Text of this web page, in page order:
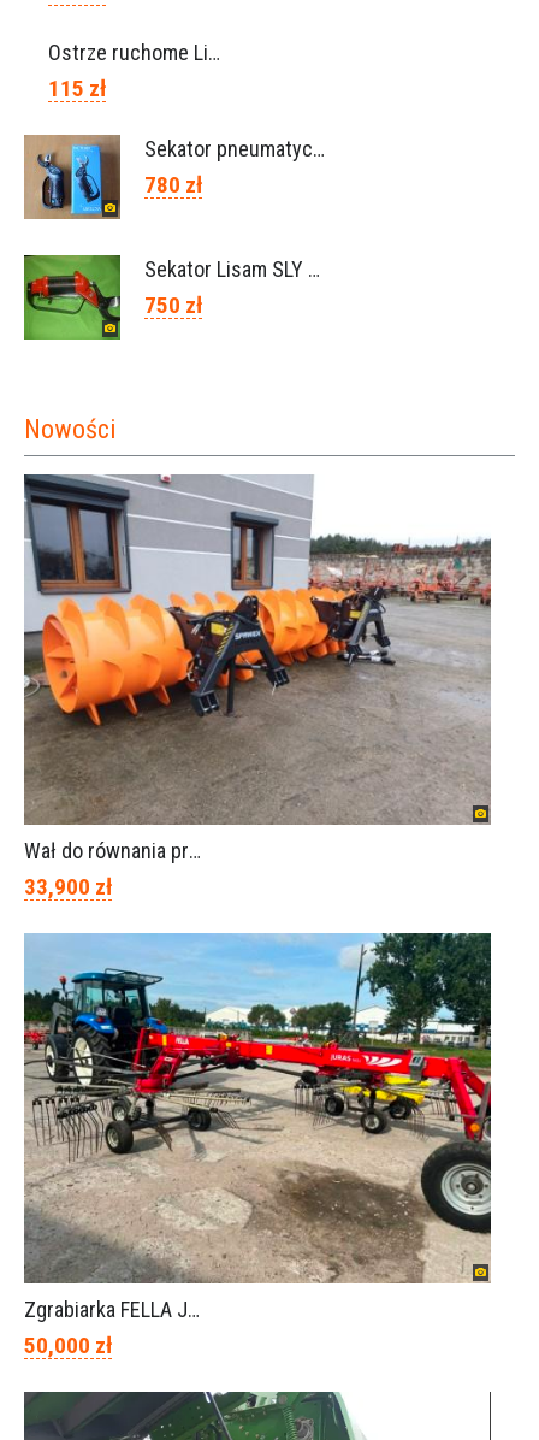
Ostrze ruchome Lisam, Ref. A1208
115 zł
Sekator pneumatyczny VICTORY (Campagnola Włochy)
780 zł
Sekator Lisam SLY / przedłużki 0,5m 1m (Włochy)
750 zł
Nowości
Wał do równania pryzm z kiszonką -TORNADO-SPAWEX
33,900 zł
Zgrabiarka FELLA JURA 1402
50,000 zł